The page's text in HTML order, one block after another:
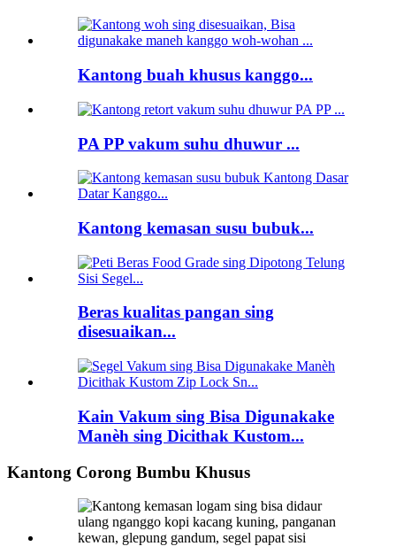
Kantong buah khusus kanggo...
PA PP vakum suhu dhuwur ...
Kantong kemasan susu bubuk...
Beras kualitas pangan sing
disesuaikan...
Kain Vakum sing Bisa Digunakake
Manèh sing Dicithak Kustom...
Kantong Corong Bumbu Khusus